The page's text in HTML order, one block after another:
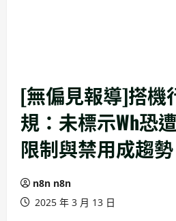
[無偏見報導]搭機
規：未標示Wh恐
限制與禁用成趨勢
n8n n8n
2025 年 3 月 13 日